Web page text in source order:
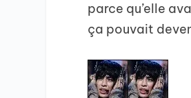
parce qu’elle
ça pouvait